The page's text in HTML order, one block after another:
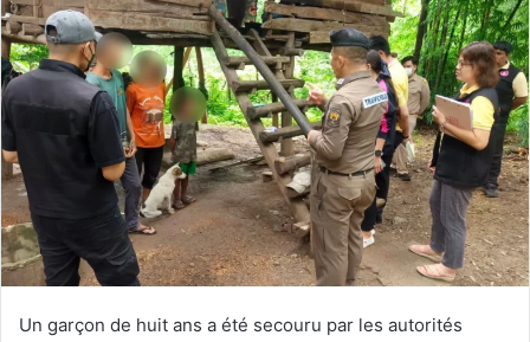
Un garçon de huit ans a été secouru par les autorités